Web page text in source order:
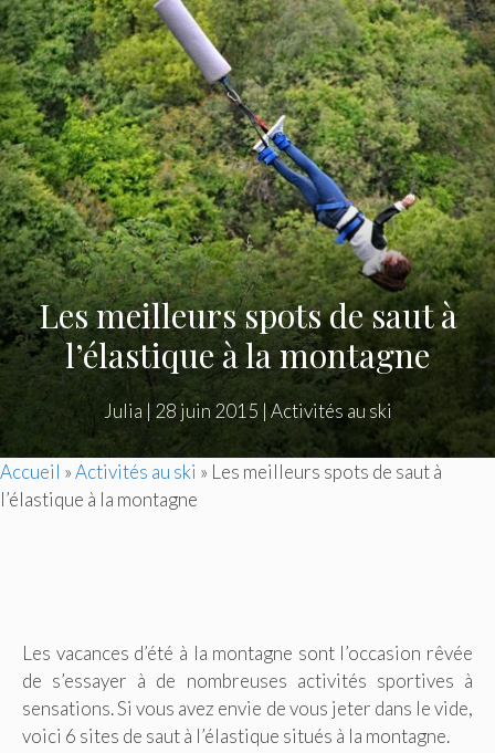
Les meilleurs spots de saut à
l’élastique à la montagne
Julia | 28 juin 2015 |Activités au ski
Accueil »Activités au ski » Les meilleurs spots de saut à
l’élastique à la montagne
Les vacances d’été à la montagne sont l’occasion rêvée
de s’essayer à de nombreuses activités sportives à
sensations. Si vous avez envie de vous jeter dans le vide,
voici 6 sites de saut à l’élastique situés à la montagne.